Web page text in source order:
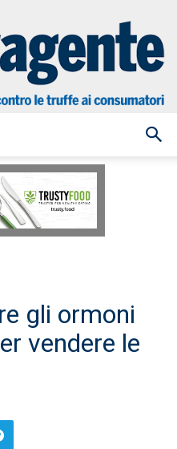
gli ormoni
vendere le